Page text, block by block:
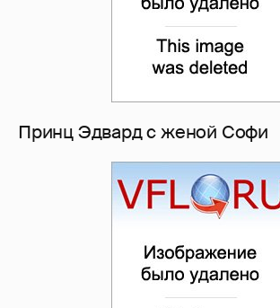
Принц Эдвард с женой Софи